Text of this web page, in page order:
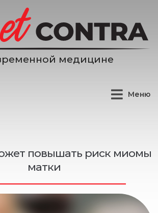
м енной медицине
Меню
повышать риск миомы
матки